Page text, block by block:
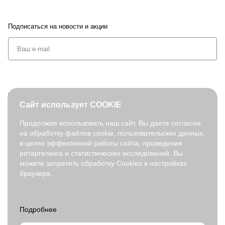
Подписаться на новости и акции
© 2026. fabretti.ru. Все права защищены
На информационном ресурсе применяются
рекомендательные
технологии .
Все ресурсы сайта fabretti.ru, включая (но не ограничиваясь)
прав на интеллектуальную собственность, защищены российским
Сайт использует COOKIE
Продолжая использовать наш сайт, Вы даете согласие
на обработку файлов cookie, пользовательских данных,
в целях эффективной работы сайта, проведения
ретаргетинга и статистических исследований. Вы
можете запретить обработку Cookies в настройках
браузера.